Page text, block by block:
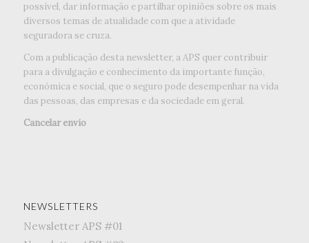
possível, dar informação e partilhar opiniões sobre os mais
diversos temas de atualidade com que a atividade
seguradora se cruza.
Com a publicação desta newsletter, a APS quer contribuir
para a divulgação e conhecimento da importante função,
económica e social, que o seguro pode desempenhar na vida
das pessoas, das empresas e da sociedade em geral.
Cancelar envio
NEWSLETTERS
Newsletter APS #01